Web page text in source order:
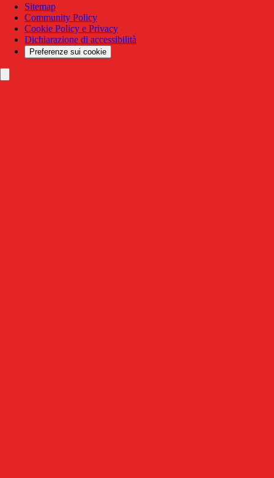
Sitemap
Community Policy
Cookie Policy e Privacy
Dichiarazione di accessibilità
Preferenze sui cookie